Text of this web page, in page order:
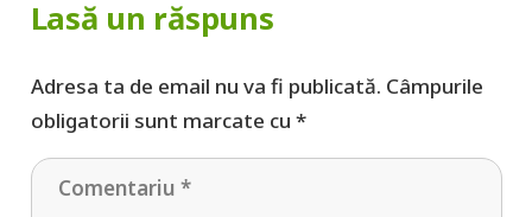
Lasă un răspuns
Adresa ta de email nu va fi publicată. Câmpurile
obligatorii sunt marcate cu *